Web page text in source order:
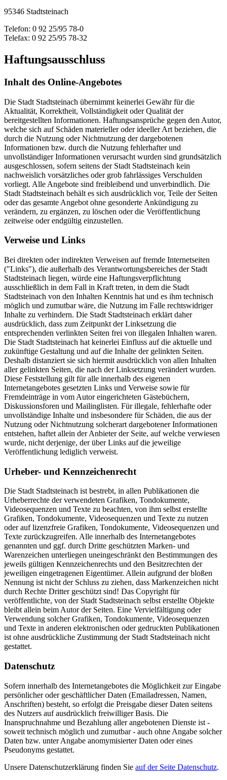
95346 Stadtsteinach
Telefon: 0 92 25/95 78-0
Telefax: 0 92 25/95 78-32
Haftungsausschluss
Inhalt des Online-Angebotes
Die Stadt Stadtsteinach übernimmt keinerlei Gewähr für die
Aktualität, Korrektheit, Vollständigkeit oder Qualität der
bereitgestellten Informationen. Haftungsansprüche gegen den Autor,
welche sich auf Schäden materieller oder ideeller Art beziehen, die
durch die Nutzung oder Nichtnutzung der dargebotenen
Informationen bzw. durch die Nutzung fehlerhafter und
unvollständiger Informationen verursacht wurden sind grundsätzlich
ausgeschlossen, sofern seitens der Stadt Stadtsteinach kein
nachweislich vorsätzliches oder grob fahrlässiges Verschulden
vorliegt. Alle Angebote sind freibleibend und unverbindlich. Die
Stadt Stadtsteinach behält es sich ausdrücklich vor, Teile der Seiten
oder das gesamte Angebot ohne gesonderte Ankündigung zu
verändern, zu ergänzen, zu löschen oder die Veröffentlichung
zeitweise oder endgültig einzustellen.
Verweise und Links
Bei direkten oder indirekten Verweisen auf fremde Internetseiten
("Links"), die außerhalb des Verantwortungsbereiches der Stadt
Stadtsteinach liegen, würde eine Haftungsverpflichtung
ausschließlich in dem Fall in Kraft treten, in dem die Stadt
Stadtsteinach von den Inhalten Kenntnis hat und es ihm technisch
möglich und zumutbar wäre, die Nutzung im Falle rechtswidriger
Inhalte zu verhindern. Die Stadt Stadtsteinach erklärt daher
ausdrücklich, dass zum Zeitpunkt der Linksetzung die
entsprechenden verlinkten Seiten frei von illegalen Inhalten waren.
Die Stadt Stadtsteinach hat keinerlei Einfluss auf die aktuelle und
zukünftige Gestaltung und auf die Inhalte der gelinkten Seiten.
Deshalb distanziert sie sich hiermit ausdrücklich von allen Inhalten
aller gelinkten Seiten, die nach der Linksetzung verändert wurden.
Diese Feststellung gilt für alle innerhalb des eigenen
Internetangebotes gesetzten Links und Verweise sowie für
Fremdeinträge in vom Autor eingerichteten Gästebüchern,
Diskussionsforen und Mailinglisten. Für illegale, fehlerhafte oder
unvollständige Inhalte und insbesondere für Schäden, die aus der
Nutzung oder Nichtnutzung solcherart dargebotener Informationen
entstehen, haftet allein der Anbieter der Seite, auf welche verwiesen
wurde, nicht derjenige, der über Links auf die jeweilige
Veröffentlichung lediglich verweist.
Urheber- und Kennzeichenrecht
Die Stadt Stadtsteinach ist bestrebt, in allen Publikationen die
Urheberrechte der verwendeten Grafiken, Tondokumente,
Videosequenzen und Texte zu beachten, von ihm selbst erstellte
Grafiken, Tondokumente, Videosequenzen und Texte zu nutzen
oder auf lizenzfreie Grafiken, Tondokumente, Videosequenzen und
Texte zurückzugreifen. Alle innerhalb des Internetangebotes
genannten und ggf. durch Dritte geschützten Marken- und
Warenzeichen unterliegen uneingeschränkt den Bestimmungen des
jeweils gültigen Kennzeichenrechts und den Besitzrechten der
jeweiligen eingetragenen Eigentümer. Allein aufgrund der bloßen
Nennung ist nicht der Schluss zu ziehen, dass Markenzeichen nicht
durch Rechte Dritter geschützt sind! Das Copyright für
veröffentlichte, von der Stadt Stadtsteinach selbst erstellte Objekte
bleibt allein beim Autor der Seiten. Eine Vervielfältigung oder
Verwendung solcher Grafiken, Tondokumente, Videosequenzen
und Texte in anderen elektronischen oder gedruckten Publikationen
ist ohne ausdrückliche Zustimmung der Stadt Stadtsteinach nicht
gestattet.
Datenschutz
Sofern innerhalb des Internetangebotes die Möglichkeit zur Eingabe
persönlicher oder geschäftlicher Daten (Emailadressen, Namen,
Anschriften) besteht, so erfolgt die Preisgabe dieser Daten seitens
des Nutzers auf ausdrücklich freiwilliger Basis. Die
Inanspruchnahme und Bezahlung aller angebotenen Dienste ist -
soweit technisch möglich und zumutbar - auch ohne Angabe solcher
Daten bzw. unter Angabe anomymisierter Daten oder eines
Pseudonyms gestattet.
Unsere Datenschutzerklärung finden Sie auf der Seite Datenschutz.